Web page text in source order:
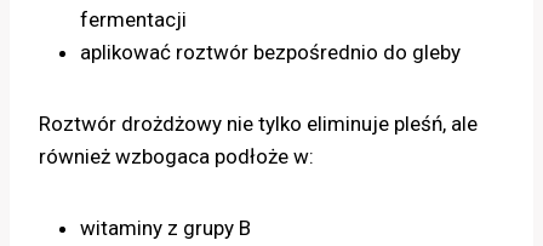
fermentacji
aplikować roztwór bezpośrednio do gleby
Roztwór drożdżowy nie tylko eliminuje pleśń, ale
również wzbogaca podłoże w:
witaminy z grupy B